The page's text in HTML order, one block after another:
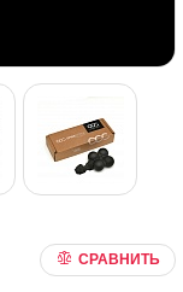
СРАВНИТЬ